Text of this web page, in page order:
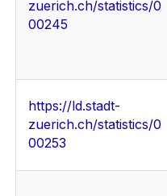
zuerich.ch/statistics/0
00245
https://ld.stadt-
zuerich.ch/statistics/0
00253